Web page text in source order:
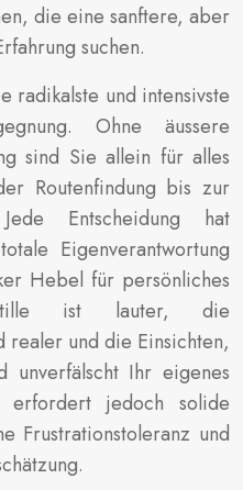
die eine sanftere, aber
suchen.
radikalste und intensivste
Ohne äussere
sind Sie allein für alles
Routenfindung bis zur
Entscheidung hat
Eigenverantwortung
Hebel für persönliches
ist lauter, die
realer und die Einsichten,
unverfälscht Ihr eigenes
erfordert jedoch solide
Frustrationstoleranz und